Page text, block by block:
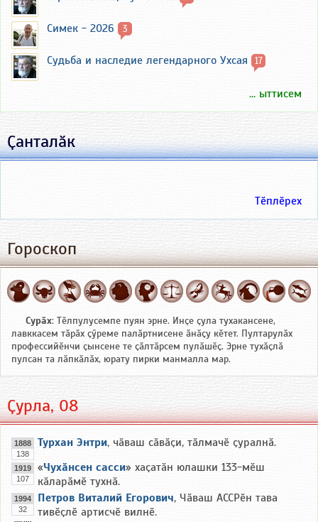
Симек - 2026 3
Судьба и наследие легендарного Ухсая 17
... ыттисем
Ҫанталӑк
Тӗплӗрех
Гороскоп
Сурӑх: Тӗлпулусемпе пуян эрне. Инҫе ҫула тухакансене,
лавккасем тӑрӑх ҫӳреме палӑртнисене ӑнӑҫу кӗтет. Пултарулӑх
профессийӗнчи ҫынсене те ҫӑлтӑрсем пулӑшӗҫ. Эрне тухӑҫлӑ
пулсан та лӑпкӑлӑх, юрату пирки манмалла мар.
Ҫурла, 08
1888
138
Турхан Энтри, чӑваш сӑвӑҫи, тӑлмачӗ ҫуралнӑ.
1919
107
«Чухӑнсен сасси» хаҫатӑн юлашки 133-мӗш
кӑларӑмӗ тухнӑ.
1994
32
Петров Виталий Егорович, Чӑваш АССРӗн тава
тивӗҫлӗ артисчӗ вилнӗ.